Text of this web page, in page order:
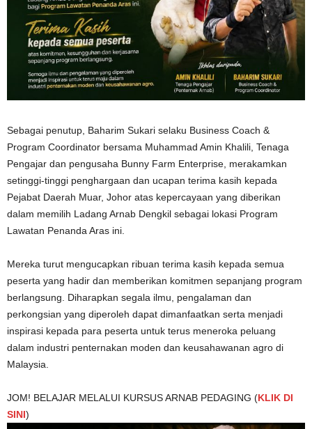
Sebagai penutup, Baharim Sukari selaku Business Coach &
Program Coordinator bersama Muhammad Amin Khalili, Tenaga
Pengajar dan pengusaha Bunny Farm Enterprise, merakamkan
setinggi-tinggi penghargaan dan ucapan terima kasih kepada
Pejabat Daerah Muar, Johor atas kepercayaan yang diberikan
dalam memilih Ladang Arnab Dengkil sebagai lokasi Program
Lawatan Penanda Aras ini.
Mereka turut mengucapkan ribuan terima kasih kepada semua
peserta yang hadir dan memberikan komitmen sepanjang program
berlangsung. Diharapkan segala ilmu, pengalaman dan
perkongsian yang diperoleh dapat dimanfaatkan serta menjadi
inspirasi kepada para peserta untuk terus meneroka peluang
dalam industri penternakan moden dan keusahawanan agro di
Malaysia.
JOM! BELAJAR MELALUI KURSUS ARNAB PEDAGING (KLIK DI
SINI)